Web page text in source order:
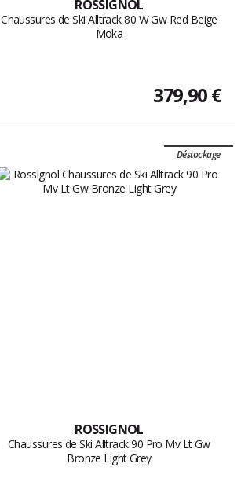
ROSSIGNOL
Chaussures de Ski Alltrack 80 W Gw Red Beige
Moka
379,90 €
Déstockage
ROSSIGNOL
Chaussures de Ski Alltrack 90 Pro Mv Lt Gw
Bronze Light Grey